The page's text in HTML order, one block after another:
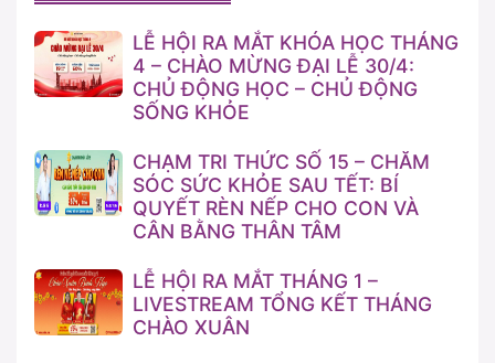
LỄ HỘI RA MẮT KHÓA HỌC THÁNG
4 – CHÀO MỪNG ĐẠI LỄ 30/4:
CHỦ ĐỘNG HỌC – CHỦ ĐỘNG
SỐNG KHỎE
CHẠM TRI THỨC SỐ 15 – CHĂM
SÓC SỨC KHỎE SAU TẾT: BÍ
QUYẾT RÈN NẾP CHO CON VÀ
CÂN BẰNG THÂN TÂM
LỄ HỘI RA MẮT THÁNG 1 –
LIVESTREAM TỔNG KẾT THÁNG
CHÀO XUÂN